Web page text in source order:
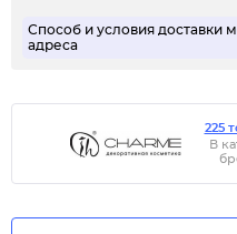
Способ и условия доставки
адреса
225
В